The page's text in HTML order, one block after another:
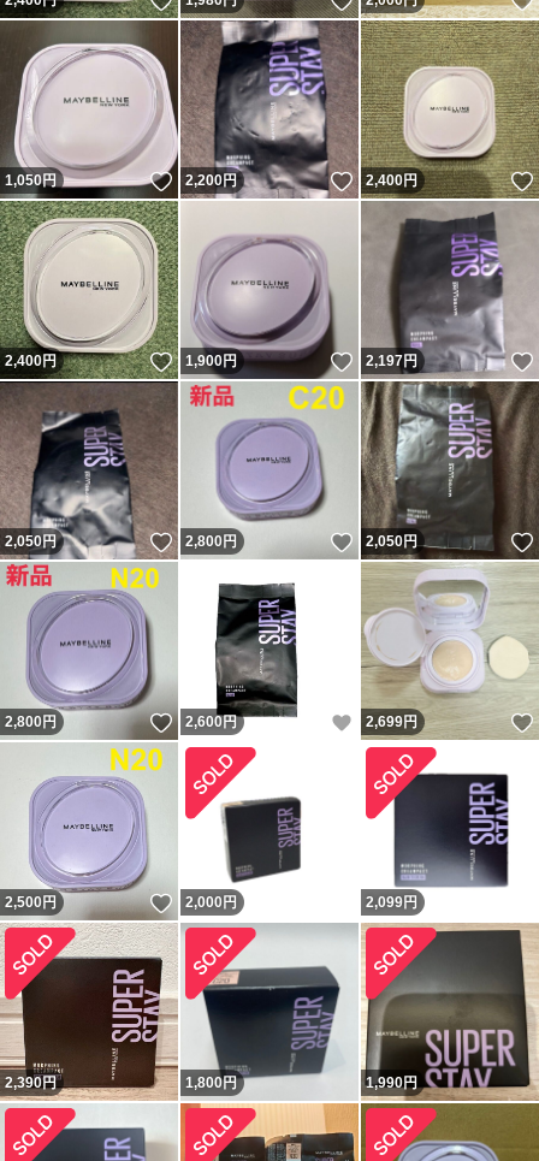
1,050円 いいね！
2,200円 いいね！
2,400円
2,400円 いいね！
1,900円 いいね！
2,197円
2,050円 いいね！
2,800円 いいね！
2,050円
2,800円 いいね！
2,600 円 いいね！
2,699円
2,500円 いいね！
2,000 円 2,099円
2,390円 1,800円 1,990円